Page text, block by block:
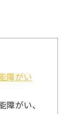
障がい
障がい、